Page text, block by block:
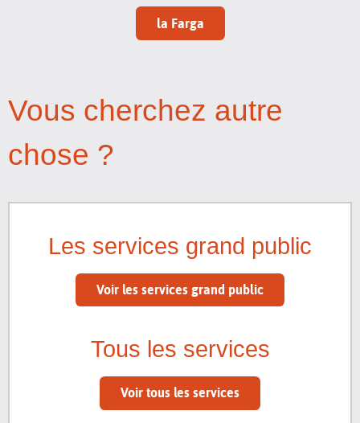
la Farga
Vous cherchez autre
chose ?
Les services grand public
Voir les services grand public
Tous les services
Voir tous les services